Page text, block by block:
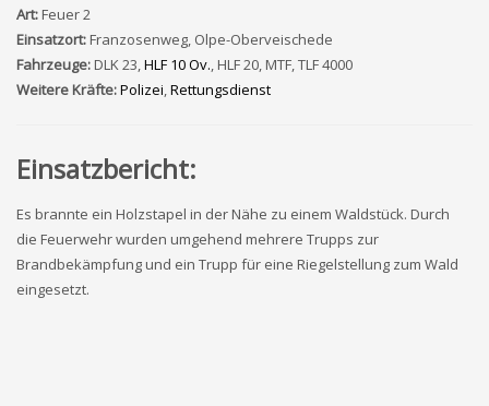
Art:Feuer 2
Einsatzort:Franzosenweg, Olpe-Oberveischede
Fahrzeuge:DLK 23,HLF 10 Ov., HLF 20, MTF, TLF 4000
Weitere Kräfte:Polizei,Rettungsdienst
Einsatzbericht:
Es brannte ein Holzstapel in der Nähe zu einem Waldstück. Durch
die Feuerwehr wurden umgehend mehrere Trupps zur
Brandbekämpfung und ein Trupp für eine Riegelstellung zum Wald
eingesetzt.